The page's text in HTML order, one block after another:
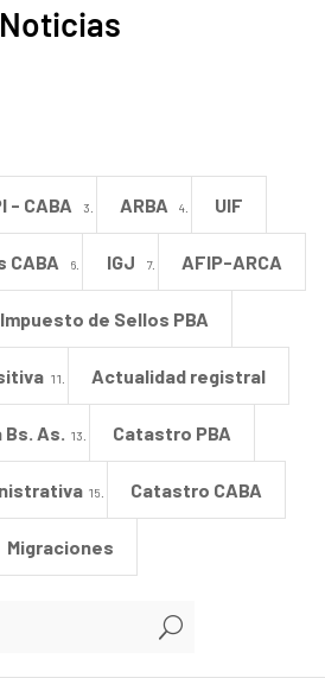
Noticias
- CABA ARBA UIF
CABA IGJ AFIP-ARCA
Impuesto de Sellos PBA
Actualidad registral
Bs. As. Catastro PBA
Catastro CABA
Migraciones
U